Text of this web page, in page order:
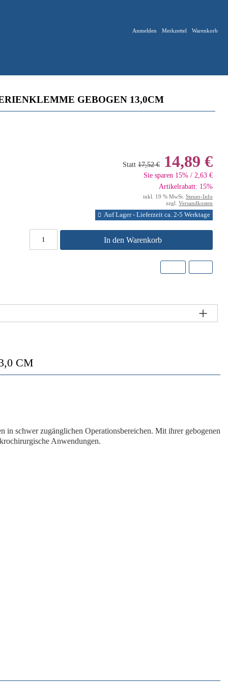
Anmelden Merkzettel Warenkorb
GEBOGEN 13,0CM
Statt 17,52 € 14,89 €
Sie sparen 15% / 2,63 €
Artikelrabatt: 15%
inkl. 19 % MwSt. Steuer-Info
zzgl. Versandkosten
Auf Lager - Lieferzeit ca. 2-5 Werktage
In den Warenkorb
CM
in schwer zugänglichen Operationsbereichen. Mit ihrer gebogenen
Anwendungen.